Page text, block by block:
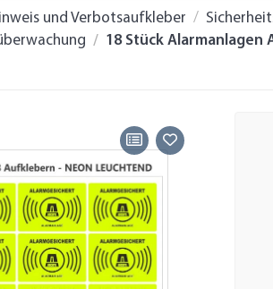
und Verbotsaufkleber
18 Stück Alarmanlagen